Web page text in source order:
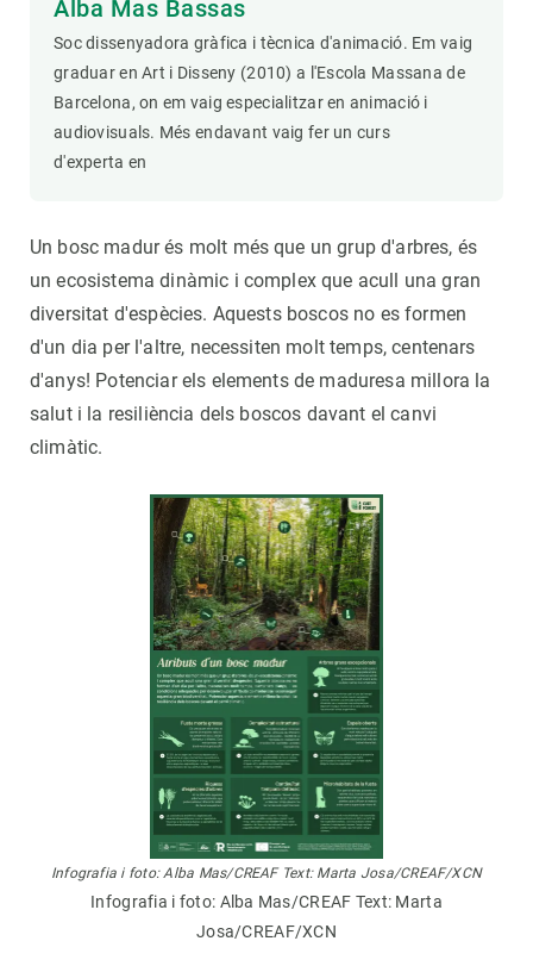
Alba Mas Bassas
Soc dissenyadora gràfica i tècnica d'animació. Em vaig
graduar en Art i Disseny (2010) a l'Escola Massana de
Barcelona, on em vaig especialitzar en animació i
audiovisuals. Més endavant vaig fer un curs
d'experta en
Un bosc madur és molt més que un grup d'arbres, és
un ecosistema dinàmic i complex que acull una gran
diversitat d'espècies. Aquests boscos no es formen
d'un dia per l'altre, necessiten molt temps, centenars
d'anys! Potenciar els elements de maduresa millora la
salut i la resiliència dels boscos davant el canvi
climàtic.
Infografia i foto: Alba Mas/CREAF Text: Marta Josa/CREAF/XCN
Infografia i foto: Alba Mas/CREAF Text: Marta
Josa/CREAF/XCN